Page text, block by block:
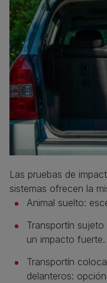
Las pruebas de
sistemas ofrecen la
Animal suelto:
Transportín
un impacto fuerte.
Transportín
delanteros: